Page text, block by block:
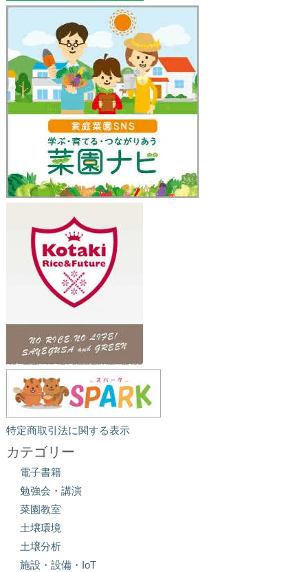
特定商取引法に関する表示
カテゴリー
電子書籍
勉強会・講演
菜園教室
土壌環境
土壌分析
施設・設備・IoT